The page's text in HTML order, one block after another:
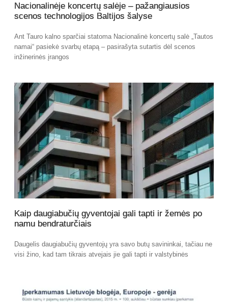
Nacionalinėje koncertų salėje – pažangiausios
scenos technologijos Baltijos šalyse
Ant Tauro kalno sparčiai statoma Nacionalinė koncertų salė „Tautos
namai“ pasiekė svarbų etapą – pasirašyta sutartis dėl scenos
inžinerinės įrangos
Kaip daugiabučių gyventojai gali tapti ir žemės po
namu bendraturčiais
Daugelis daugiabučių gyventojų yra savo butų savininkai, tačiau ne
visi žino, kad tam tikrais atvejais jie gali tapti ir valstybinės